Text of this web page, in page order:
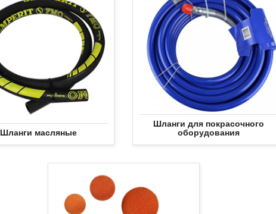
Шланги масляные
Шланги для покрасочного
оборудования